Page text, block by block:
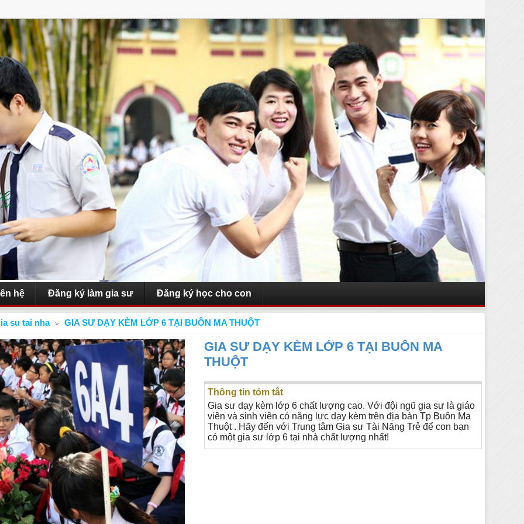
hệ Đăng ký làm gia sư Đăng ký học cho con
su tai nha GIA SƯ DẠY KÈM LỚP 6 TẠI BUÔN MA THUỘT
GIA SƯ DẠY KÈM LỚP 6 TẠI BUÔN MA
THUỘT
Thông tin tóm tắt
Gia sư dạy kèm lớp 6 chất lượng cao. Với đội ngũ gia sư là giáo
viên và sinh viên có năng lực dạy kèm trên địa bàn Tp Buôn Ma
Thuột . Hãy đến với Trung tâm Gia sư Tài Năng Trẻ để con bạn
có một gia sư lớp 6 tại nhà chất lượng nhất!
NHẬN DẠY ĐÀN TẠI NHÀ
NHẬN DẠY ĐÀN TRANH
NHẬN DẠY ĐÀN ORGAN
TRỐNG TẠI